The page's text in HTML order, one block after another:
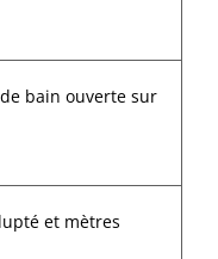
bain ouverte sur
et mètres